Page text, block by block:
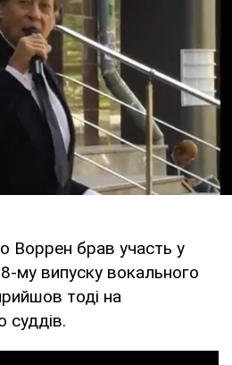
Воррен брав участь у
му випуску вокального
тоді на
суддів.